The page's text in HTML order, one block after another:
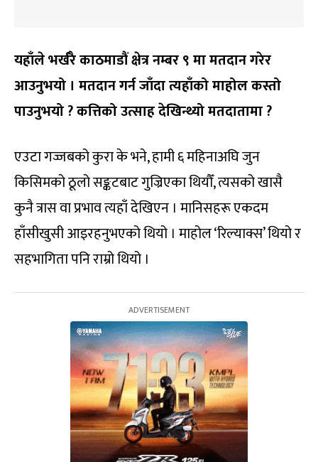
यहाँले भर्खरै काठमाडौं क्षेत्र नम्बर ९ मा मतदान गरेर
आउनुभयो । मतदान गर्न जाँदा त्यहाँको माहोल कस्तो
पाउनुभयो?कत्तिको उत्साह देखिन्थ्यो मतदातामा?
एउटा गज्जबको कुरा के भने, हामी ६ महिनाअघि जुन
किसिमको ठूलो सङ्कटबाट गुज्रिएका थियौँ, त्यसको खासै
कुनै त्रास वा प्रभाव त्यहाँ देखिएन । मानिसहरू एकदम
हाँसीखुसी आइरहनुभएको थियो । माहोल ‘रिल्याक्स’ थियो र
सहभागिता पनि राम्रो थियो ।